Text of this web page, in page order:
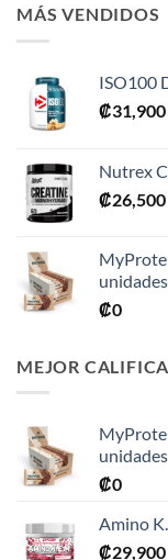
MÁS VENDIDOS
ISO100
₡31,900
Nutrex
₡26,500
unidades
₡0
MEJOR
unidades
₡0
Amino
₡29,900